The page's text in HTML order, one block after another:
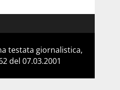
testata giornalistica,
del 07.03.2001